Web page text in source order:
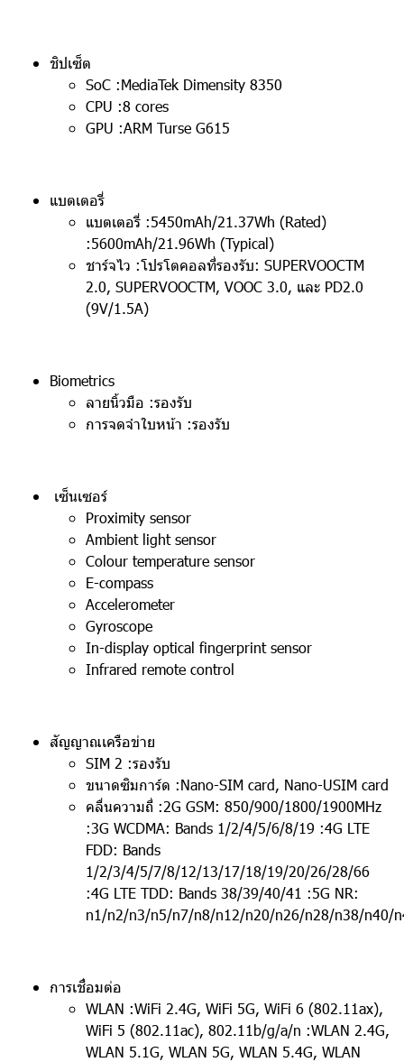
ชิปเซ็ต
SoC :MediaTek Dimensity 8350
CPU :8 cores
GPU :ARM Turse G615
แบตเตอรี่
แบตเตอรี่ :5450mAh/21.37Wh (Rated)
:5600mAh/21.96Wh (Typical)
ชาร์จไว :โปรโตคอลที่รองรับ: SUPERVOOCTM
2.0, SUPERVOOCTM, VOOC 3.0, และ PD2.0
(9V/1.5A)
Biometrics
ลายนิ้วมือ :รองรับ
การจดจำใบหน้า :รองรับ
เซ็นเซอร์
Proximity sensor
Ambient light sensor
Colour temperature sensor
E-compass
Accelerometer
Gyroscope
In-display optical fingerprint sensor
Infrared remote control
สัญญาณเครือข่าย
SIM 2 :รองรับ
ขนาดซิมการ์ด :Nano-SIM card, Nano-USIM card
คลื่นความถี่ :2G GSM: 850/900/1800/1900MHz
:3G WCDMA: Bands 1/2/4/5/6/8/19 :4G LTE
FDD: Bands
1/2/3/4/5/7/8/12/13/17/18/19/20/26/28/66
:4G LTE TDD: Bands 38/39/40/41 :5G NR:
n1/n2/n3/n5/n7/n8/n12/n20/n26/n28/n38/n40/
การเชื่อมต่อ
WLAN :WiFi 2.4G, WiFi 5G, WiFi 6 (802.11ax),
WiFi 5 (802.11ac), 802.11b/g/a/n :WLAN 2.4G,
WLAN 5.1G, WLAN 5G, WLAN 5.4G, WLAN